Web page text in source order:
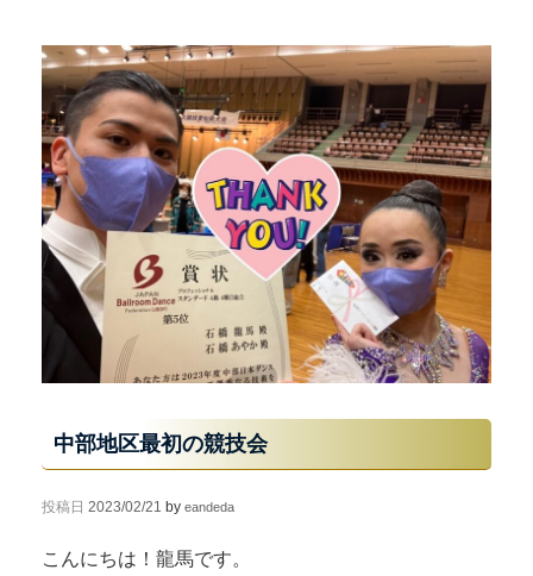
中部地区最初の競技会
投稿日 2023/02/21 by eandeda
こんにちは！龍馬です。